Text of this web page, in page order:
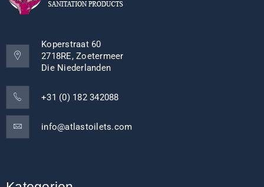
Koperstraat 60
2718RE, Zoetermeer
Die Niederlanden
+31 (0) 182 342088
info@atlastoilets.com